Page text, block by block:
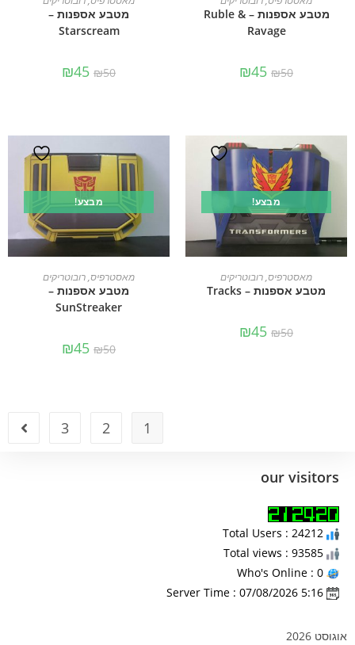
מטבע אספנות – Ruble &
Ravage
₪50
₪45
מטבע אספנות –
Starscream
₪50
₪45
מבצע!
הוספה לסל
מאסטרפיס,רובוטריקים
מטבע אספנות – Tracks
₪50
₪45
מבצע!
הוספה לסל
מאסטרפיס,רובוטריקים
מטבע אספנות –
SunStreaker
₪50
₪45
1
2
3
our visitors
אוגוסט 2026